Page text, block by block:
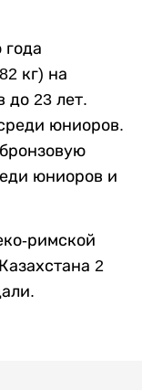
кг) на
до 23 лет.
юниоров.
юниоров и
римской
2